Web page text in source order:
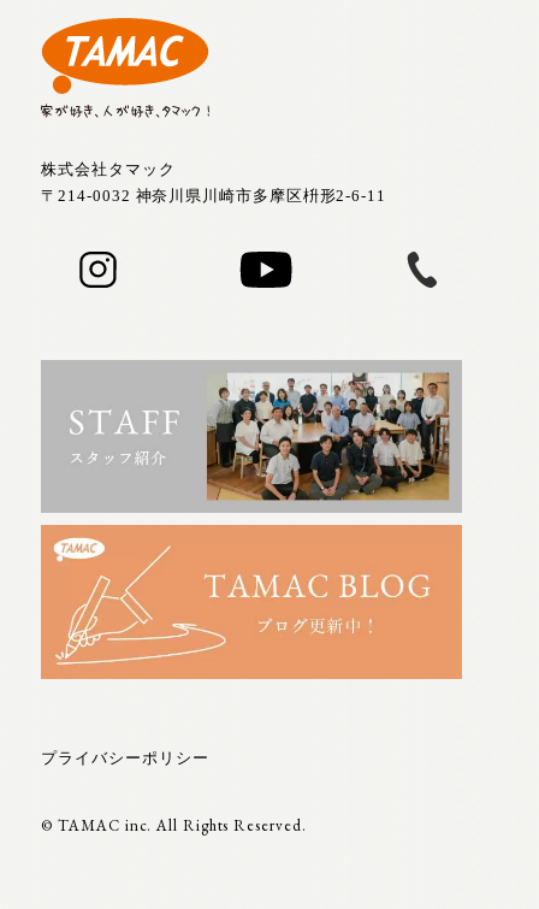
株式会社タマック
〒214-0032 神奈川県川崎市多摩区枡形2-6-11
プライバシーポリシー
© TAMAC inc. All Rights Reserved.